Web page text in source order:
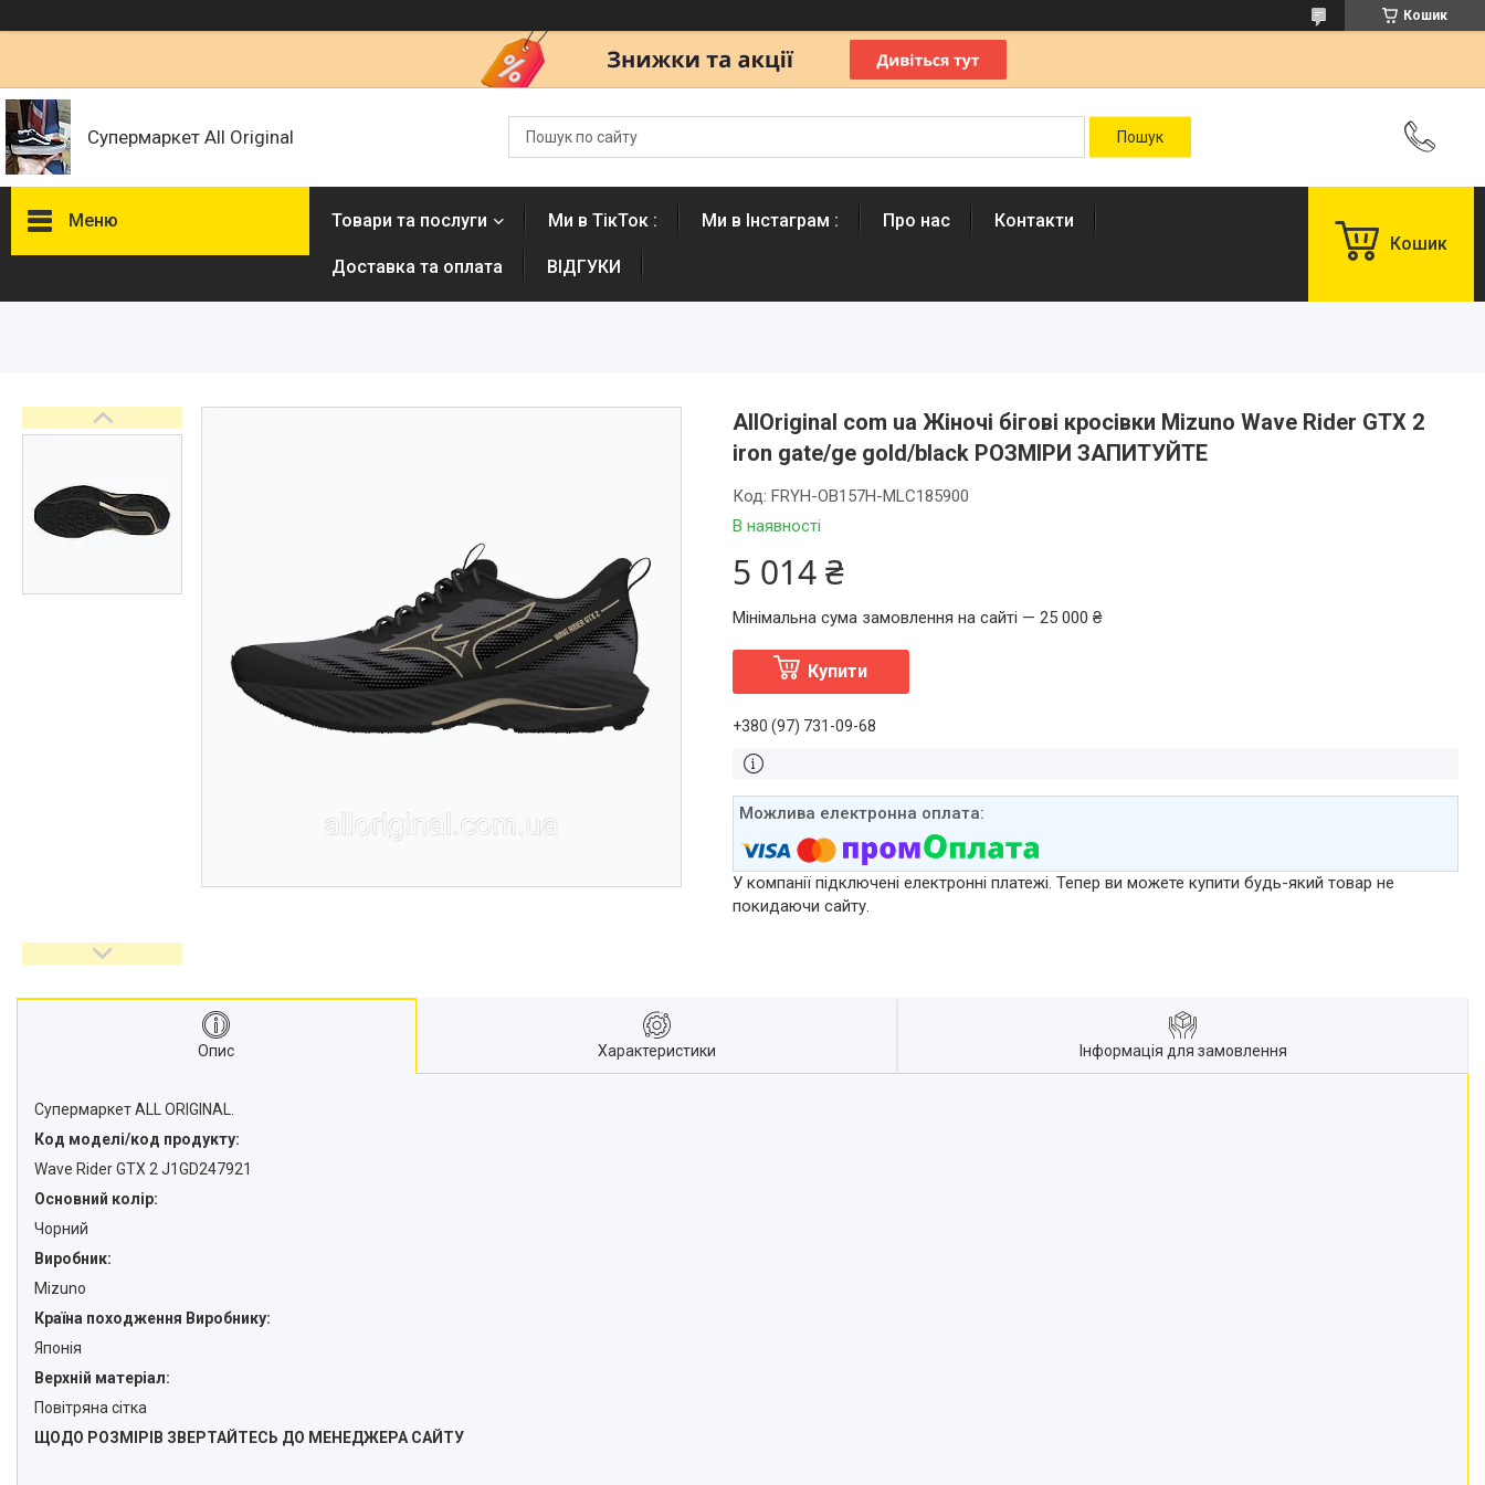
Кошик
Супермаркет All Original
Меню Товари та послуги Ми в ТікТок : Ми в Інстаграм : Про нас Контакти
Доставка та оплата ВІДГУКИ
Кошик
AllOriginal com ua Жіночі бігові кросівки Mizuno Wave Rider GTX 2
iron gate/ge gold/black РОЗМІРИ ЗАПИТУЙТЕ
В наявності
Код: FRYH-OB157H-MLC185900
5 014 ₴
Мінімальна сума замовлення на сайті — 25 000 ₴
Купити
+380 (97) 731-09-68
У компанії підключені електронні платежі. Тепер ви можете купити будь-який товар не
покидаючи сайту.
Опис Характеристики Інформація для замовлення
Супермаркет ALL ORIGINAL.
Код моделі/код продукту:
Wave Rider GTX 2 J1GD247921
Основний колір:
Чорний
Виробник:
Mizuno
Країна походження Виробнику:
Японія
Верхній матеріал:
Повітряна сітка
ЩОДО РОЗМІРІВ ЗВЕРТАЙТЕСЬ ДО МЕНЕДЖЕРА САЙТУ